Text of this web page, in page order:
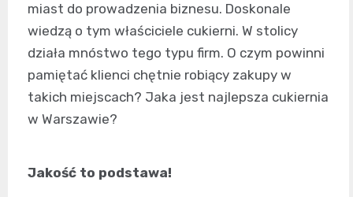
miast do prowadzenia biznesu. Doskonale
wiedzą o tym właściciele cukierni. W stolicy
działa mnóstwo tego typu firm. O czym powinni
pamiętać klienci chętnie robiący zakupy w
takich miejscach? Jaka jest najlepsza cukiernia
w Warszawie?
Jakość to podstawa!